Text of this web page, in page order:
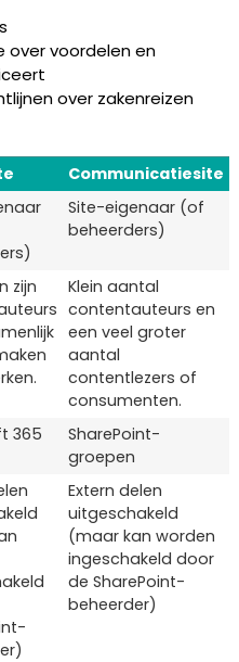
voordelen en
over zakenreizen
Communicatiesite
Site-eigenaar (of
beheerders)
zijn
Klein aantal
contentauteurs en
een veel groter
aantal
contentlezers of
consumenten.
365
SharePoint-
groepen
Extern delen
uitgeschakeld
(maar kan worden
ingeschakeld door
de SharePoint-
beheerder)